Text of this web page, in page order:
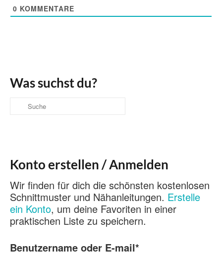
0 KOMMENTARE
Was suchst du?
Suche
nach:
Konto erstellen / Anmelden
Wir finden für dich die schönsten kostenlosen
Schnittmuster und Nähanleitungen. Erstelle
ein Konto, um deine Favoriten in einer
praktischen Liste zu speichern.
Benutzername oder E-mail*